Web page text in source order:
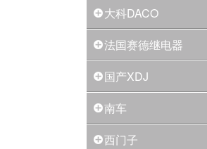
大科DACO
法国赛德继电器
国产XDJ
南车
西门子